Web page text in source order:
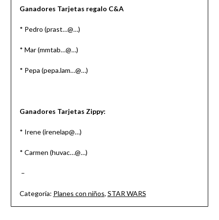
Ganadores Tarjetas regalo C&A
* Pedro (prast…@…)
* Mar (mmtab…@…)
* Pepa (pepa.lam…@…)
Ganadores Tarjetas Zippy:
* Irene (irenelap@…)
* Carmen (huvac…@…)
–
Categoría: Planes con niños, STAR WARS